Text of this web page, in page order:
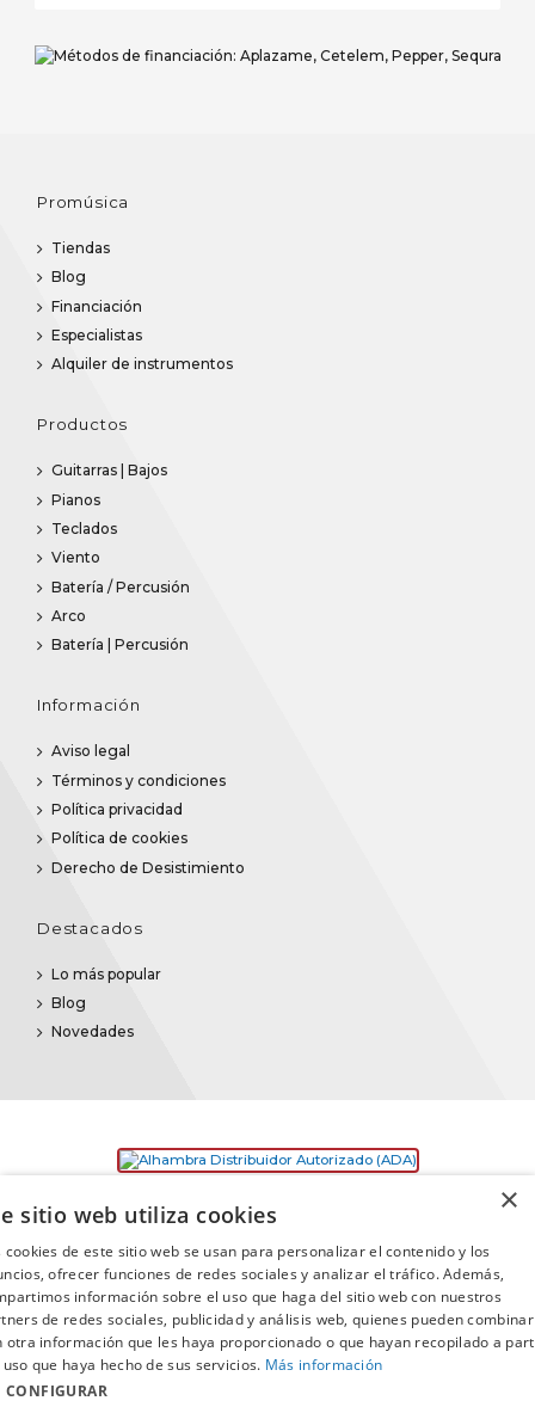
Promúsica
Tiendas
Blog
Financiación
Especialistas
Alquiler de instrumentos
Productos
Guitarras | Bajos
Pianos
Teclados
Viento
Batería / Percusión
Arco
Batería | Percusión
Información
Aviso legal
Términos y condiciones
Política privacidad
Política de cookies
Derecho de Desistimiento
Destacados
Lo más popular
Blog
Novedades
· Todos los derechos reservados
×
sitio web utiliza cookies
cookies de este sitio web se usan para personalizar el contenido y los
ofrecer funciones de redes sociales y analizar el tráfico. Además,
información sobre el uso que haga del sitio web con nuestros
de redes sociales, publicidad y análisis web, quienes pueden
otra información que les haya proporcionado o que hayan recopilado a
que haya hecho de sus servicios. Más información
CONFIGURAR